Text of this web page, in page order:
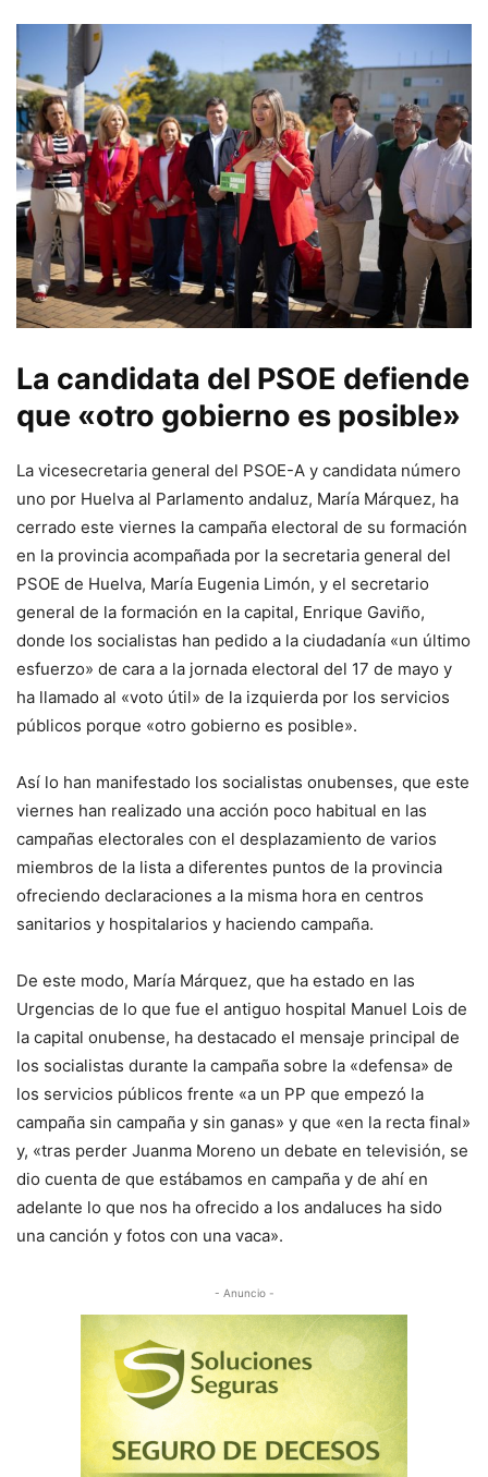
La candidata del PSOE defiende
que «otro gobierno es posible»
La vicesecretaria general del PSOE-A y candidata número
uno por Huelva al Parlamento andaluz, María Márquez, ha
cerrado este viernes la campaña electoral de su formación
en la provincia acompañada por la secretaria general del
PSOE de Huelva, María Eugenia Limón, y el secretario
general de la formación en la capital, Enrique Gaviño,
donde los socialistas han pedido a la ciudadanía «un último
esfuerzo» de cara a la jornada electoral del 17 de mayo y
ha llamado al «voto útil» de la izquierda por los servicios
públicos porque «otro gobierno es posible».
Así lo han manifestado los socialistas onubenses, que este
viernes han realizado una acción poco habitual en las
campañas electorales con el desplazamiento de varios
miembros de la lista a diferentes puntos de la provincia
ofreciendo declaraciones a la misma hora en centros
sanitarios y hospitalarios y haciendo campaña.
De este modo, María Márquez, que ha estado en las
Urgencias de lo que fue el antiguo hospital Manuel Lois de
la capital onubense, ha destacado el mensaje principal de
los socialistas durante la campaña sobre la «defensa» de
los servicios públicos frente «a un PP que empezó la
campaña sin campaña y sin ganas» y que «en la recta final»
y, «tras perder Juanma Moreno un debate en televisión, se
dio cuenta de que estábamos en campaña y de ahí en
adelante lo que nos ha ofrecido a los andaluces ha sido
una canción y fotos con una vaca».
- Anuncio -